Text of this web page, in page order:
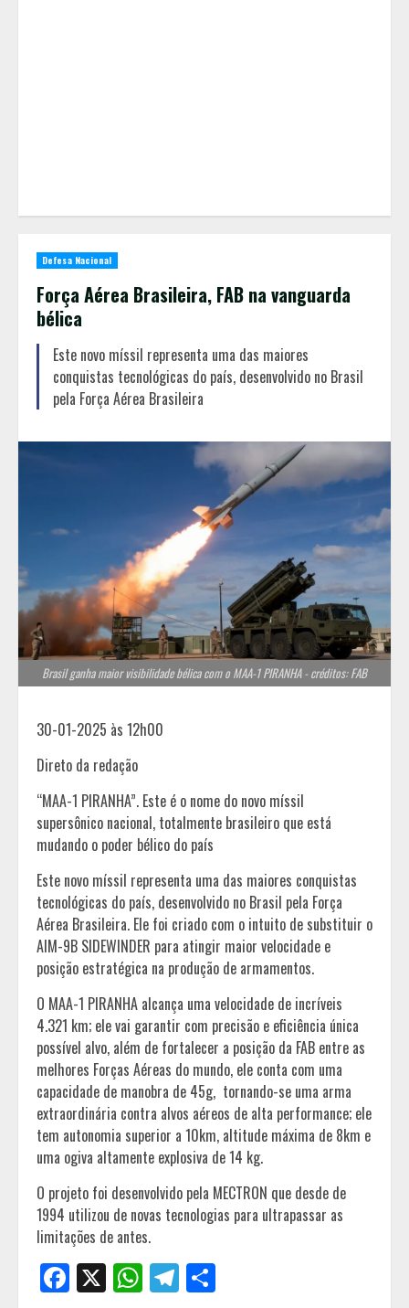
Defesa Nacional
Força Aérea Brasileira, FAB na vanguarda
bélica
Este novo míssil representa uma das maiores
conquistas tecnológicas do país, desenvolvido no Brasil
pela Força Aérea Brasileira
Brasil ganha maior visibilidade bélica com o MAA-1 PIRANHA - créditos: FAB
30-01-2025 às 12h00
Direto da redação
“MAA-1 PIRANHA”. Este é o nome do novo míssil
supersônico nacional, totalmente brasileiro que está
mudando o poder bélico do país
Este novo míssil representa uma das maiores conquistas
tecnológicas do país, desenvolvido no Brasil pela Força
Aérea Brasileira. Ele foi criado com o intuito de substituir o
AIM-9B SIDEWINDER para atingir maior velocidade e
posição estratégica na produção de armamentos.
O MAA-1 PIRANHA alcança uma velocidade de incríveis
4.321 km; ele vai garantir com precisão e eficiência única
possível alvo, além de fortalecer a posição da FAB entre as
melhores Forças Aéreas do mundo, ele conta com uma
capacidade de manobra de 45g, tornando-se uma arma
extraordinária contra alvos aéreos de alta performance; ele
tem autonomia superior a 10km, altitude máxima de 8km e
uma ogiva altamente explosiva de 14 kg.
O projeto foi desenvolvido pela MECTRON que desde de
1994 utilizou de novas tecnologias para ultrapassar as
limitações de antes.
Facebook
X WhatsApp
Telegram